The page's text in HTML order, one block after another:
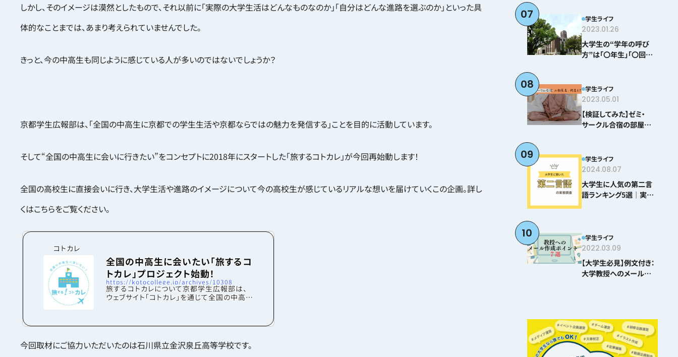
しかし、そのイメージは漠然としたもので、それ以前に「実際の大学生活はどんなものなのか」「自分はどんな進路を選ぶのか」といった具
体的なことまでは、あまり考えられていませんでした。
きっと、今の中高生も同じように感じている人が多いのではないでしょうか？
京都学生広報部は、「全国の中高生に京都での学生生活や京都ならではの魅力を発信する」ことを目的に活動しています。
そして“全国の中高生に会いに行きたい”をコンセプトに2018年にスタートした「旅するコトカレ」が今回再始動します！
全国の高校生に直接会いに行き、大学生活や進路のイメージについて今の高校生が感じているリアルな想いを届けていくこの企画。詳し
くはこちらをご覧ください。
コトカレ
全国の中高生に会いたい「旅するコ
トカレ」プロジェクト始動！
https://kotocollege.jp/archives/10308
旅するコトカレについて京都学生広報部は、
ウェブサイト「コトカレ」を通じて全国の中高生
生と接点を増やしたい」と考えるようになりま
した。そこで今回私たちは「全国の中高生に会
今回取材にご協力いただいたのは石川県立金沢泉丘高等学校です。
07 学生ライフ
2023.01.26
大学生の“学年の呼び
方”は「〇年生」「〇回生」
08 学生ライフ
2023.05.01
【検証してみた】ゼミ・
サークル合宿の部屋着、
09 学生ライフ
2024.08.07
大学生に人気の第二言
語ランキング5選｜実際
10 学生ライフ
2022.03.09
【大学生必見】例文付き：
大学教授へのメールの